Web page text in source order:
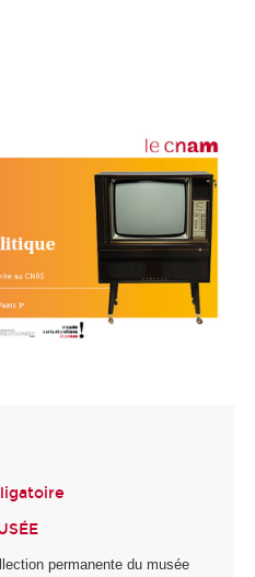
permanente du musée